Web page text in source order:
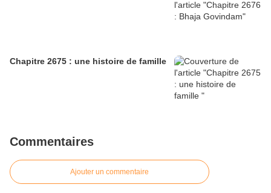
Chapitre 2675 : une histoire de famille
Commentaires
Ajouter un commentaire